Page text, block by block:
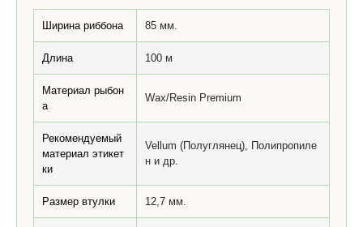
Ширина риббона 85 мм.
Длина 100 м
Материал рыбон
а
Wax/Resin Premium
Рекомендуемый
материал этикет
ки
Vellum (Полуглянец), Полипропиле
н и др.
Размер втулки 12,7 мм.